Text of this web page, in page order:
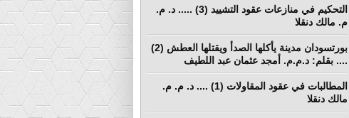
التحكيم في منازعات عقود التشييد (3) ..... د. م.
م. مالك دنقلا
بورتسودان مدينة يأكلها الصدأ ويقتلها العطش (2)
.... بقلم: د.م.م. أمجد عثمان عبد اللطيف
المطالبات في عقود المقاولات (1) .... د. م. م.
مالك دنقلا